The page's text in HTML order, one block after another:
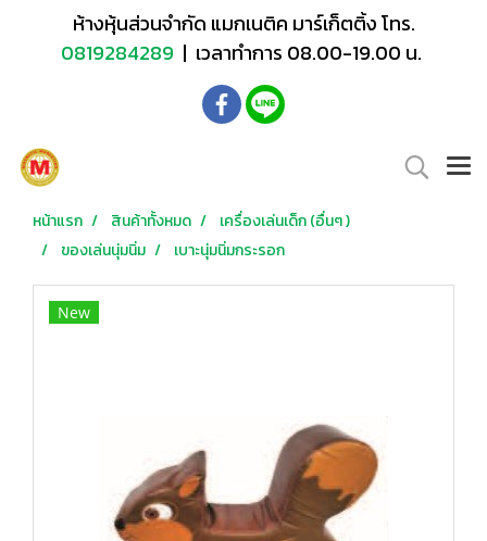
ห้างหุ้นส่วนจำกัด แมกเนติค มาร์เก็ตติ้ง โทร.
0819284289 | เวลาทำการ 08.00-19.00 น.
หน้าแรก สินค้าทั้งหมด
เครื่องเล่นเด็ก (อื่นๆ )
ของเล่นนุ่มนิ่ม
เบาะนุ่มนิ่มกระรอก
New